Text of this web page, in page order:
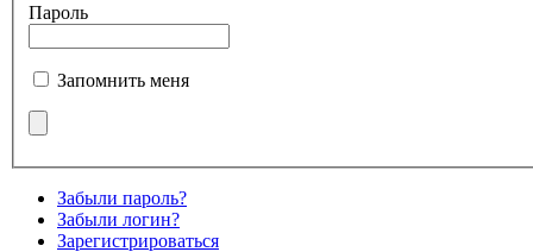
Пароль
Запомнить меня
Забыли пароль?
Забыли логин?
Зарегистрироваться